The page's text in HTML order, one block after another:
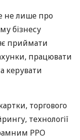
не лише про
бізнесу
приймати
працювати
керувати
торгового
технології
РРО